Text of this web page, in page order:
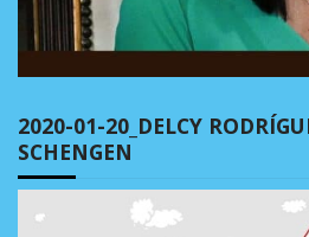
2020-01-20_DELCY
SCHENGEN